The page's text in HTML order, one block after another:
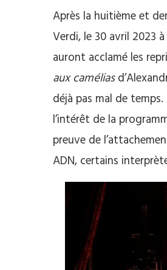
Après la huitième et
Verdi, le 30 avril 2023 à
auront acclamé les
aux camélias
déjà pas mal de
l’intérêt de la
preuve de
ADN, certains